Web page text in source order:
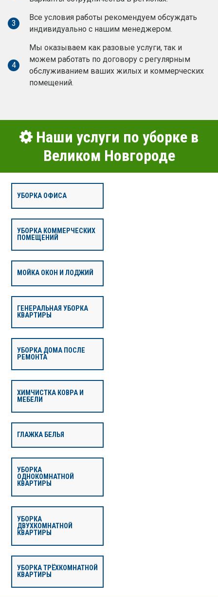
3
Все условия работы рекомендуем обсуждать
индивидуально с нашим менеджером.
4
Мы оказываем как разовые услуги, так и
можем работать по договору с регулярным
обслуживанием ваших жилых и коммерческих
помещений.
Наши услуги по уборке в
Великом Новгороде
УБОРКА ОФИСА
УБОРКА КОММЕРЧЕСКИХ
ПОМЕЩЕНИЙ
МОЙКА ОКОН И ЛОДЖИЙ
ГЕНЕРАЛЬНАЯ УБОРКА
КВАРТИРЫ
УБОРКА ДОМА ПОСЛЕ
РЕМОНТА
ХИМЧИСТКА КОВРА И
МЕБЕЛИ
ГЛАЖКА БЕЛЬЯ
УБОРКА
ОДНОКОМНАТНОЙ
КВАРТИРЫ
УБОРКА
ДВУХКОМНАТНОЙ
КВАРТИРЫ
УБОРКА ТРЁХКОМНАТНОЙ
КВАРТИРЫ